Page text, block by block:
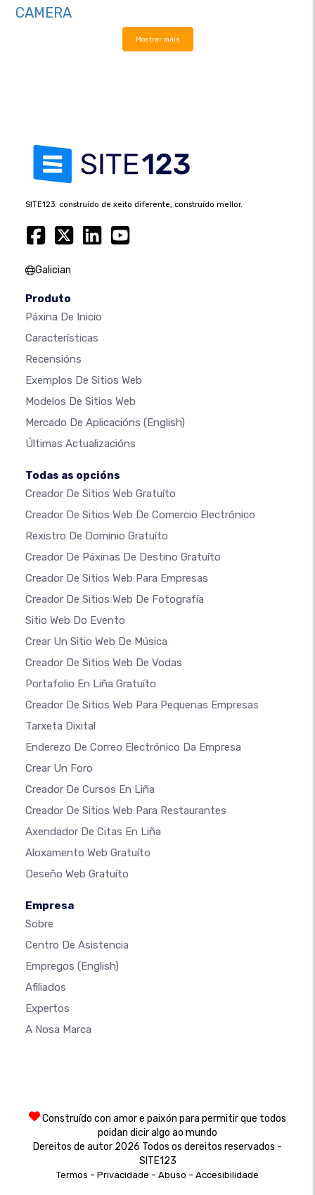
CAMERA
Mostrar máis
SITE123: construído de xeito diferente, construído mellor.
Galician
Produto
Páxina De Inicio
Características
Recensións
Exemplos De Sitios Web
Modelos De Sitios Web
Mercado De Aplicacións (English)
Últimas Actualizacións
Todas as opcións
Creador De Sitios Web Gratuíto
Creador De Sitios Web De Comercio Electrónico
Rexistro De Dominio Gratuíto
Creador De Páxinas De Destino Gratuíto
Creador De Sitios Web Para Empresas
Creador De Sitios Web De Fotografía
Sitio Web Do Evento
Crear Un Sitio Web De Música
Creador De Sitios Web De Vodas
Portafolio En Liña Gratuíto
Creador De Sitios Web Para Pequenas Empresas
Tarxeta Dixital
Enderezo De Correo Electrónico Da Empresa
Crear Un Foro
Creador De Cursos En Liña
Creador De Sitios Web Para Restaurantes
Axendador De Citas En Liña
Aloxamento Web Gratuíto
Deseño Web Gratuíto
Empresa
Sobre
Centro De Asistencia
Empregos (English)
Afiliados
Expertos
A Nosa Marca
Construído con amor e paixón para permitir que todos
poidan dicir algo ao mundo
Dereitos de autor 2026 Todos os dereitos reservados -
SITE123
Termos - Privacidade - Abuso - Accesibilidade